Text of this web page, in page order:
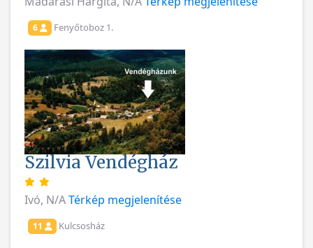
6 Fenyőtoboz 1.
Szilvia Vendégház
Ivó, N/ATérkép megjelenítése
11 Kulcsosház